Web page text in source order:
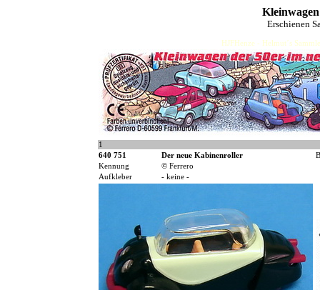
Erschienen
HJFHenze - Helmut´s
1
640 751
Der neue Kabinenroller
Kennung
© Ferrero
Aufkleber
- keine -